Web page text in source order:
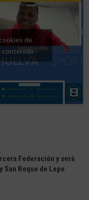
de
contenido
Federación y será
Roque de Lepe